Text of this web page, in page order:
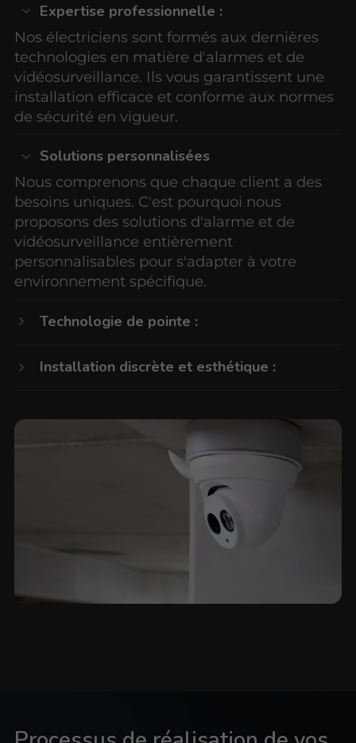
Expertise professionnelle :
Nos électriciens sont formés aux dernières
technologies en matière d'alarmes et de
vidéosurveillance. Ils vous garantissent une
installation efficace et conforme aux normes
de sécurité en vigueur.
Solutions personnalisées
Nous comprenons que chaque client a des
besoins uniques. C'est pourquoi nous
proposons des solutions d'alarme et de
vidéosurveillance entièrement
personnalisables pour s'adapter à votre
environnement spécifique.
Technologie de pointe :
Installation discrète et esthétique :